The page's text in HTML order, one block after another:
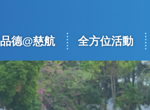
品德@慈航 全方位活動